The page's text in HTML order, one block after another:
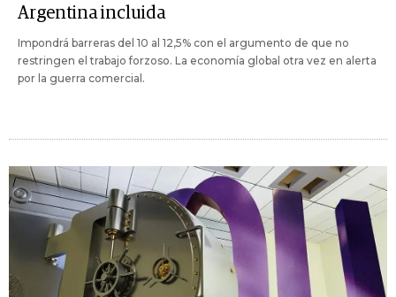
Argentina incluida
Impondrá barreras del 10 al 12,5% con el argumento de que no
restringen el trabajo forzoso. La economía global otra vez en alerta
por la guerra comercial.